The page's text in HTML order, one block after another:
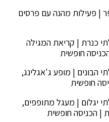
| מתנ"ס עופר | פעילות מהנה עם פרסים
| מרכז קהילתי כנרת | קריאת המגילה
חופשית
מרכז קהילתי הבונים | מופע ג'אגלינג,
חופשית
| מרכז קהילתי יגלום | מעגל מתופפים,
| הכניסה חופשית